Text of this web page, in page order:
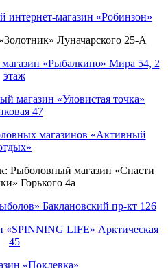
интернет-магазин «Робинзон»
Луначарского 25-А
«Рыбалкино» Мира 54, 2
этаж
магазин «Уловистая точка»
47
магазинов «Активный
Рыболовный магазин «Снасти
Горького 4а
Баклановский пр-кт 126
«SPINNING LIFE» Арктическая
45
«Поклевка»